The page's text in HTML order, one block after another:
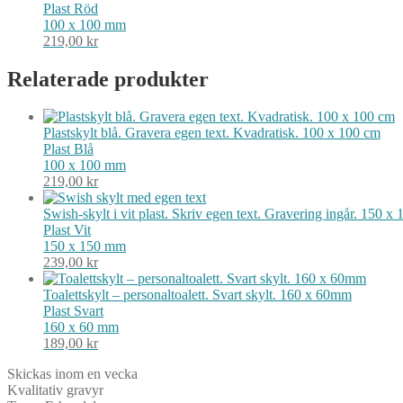
Plast Röd
100 x 100 mm
219,00 kr
Relaterade produkter
Plastskylt blå. Gravera egen text. Kvadratisk. 100 x 100 cm
Plast Blå
100 x 100 mm
219,00 kr
Swish-skylt i vit plast. Skriv egen text. Gravering ingår. 150 x
Plast Vit
150 x 150 mm
239,00 kr
Toalettskylt – personaltoalett. Svart skylt. 160 x 60mm
Plast Svart
160 x 60 mm
189,00 kr
Skickas inom en vecka
Kvalitativ gravyr